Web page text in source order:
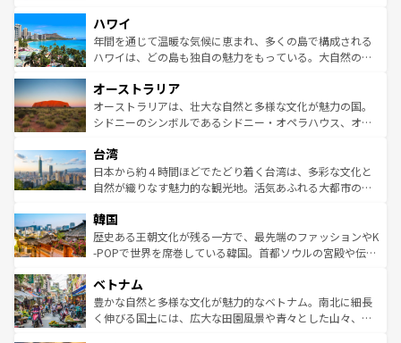
ば市内交通費無料で観光を楽しむこともできる。 なお、新
着のスイス情報はコンテンツ一覧 を参照してほしい。
のような巨大都市は、観光、ショッピング、エンターテイ
ンメントが詰まった刺激的なスポットだ。一方、アメリカ
西部には大自然が広がり、グランドキャニオンやイエロー
部のニューオーリンズでは、音楽と美食が融合した独特の
文化が魅力。旅行者はアメリカの各地域で異なる魅力を楽
しみながら、その多様性と豊かな歴史を感じることができ
ならではの贅沢な旅のスタイルだ。 なお、新着のアメリカ
情報はコンテンツ一覧を参照してほしい。
ハワイ
年間を通じて温暖な気候に恵まれ、多くの島で構成される
ハワイは、どの島も独自の魅力をもっている。大自然の神
ワイ島は見逃せない。また、定番の観光地といえばオアフ
島だが、静かな自然を求めるならマウイ島やカウアイ島が
おすすめ。エメラルドグリーンに輝く海をはじめ、豊かな
れるおもてなしの心で訪れる人々を迎えてくれるハワイの
人々、おいしいローカルフードやハワイアンミュージッ
ク、伝統的なフラダンスなど、すべてがハワイの魅力を彩
ワイを、存分に味わってほしい。 なお、新着のハワイ情報
はコンテンツ一覧を参照してほしい。
オーストラリア
オーストラリアは、壮大な自然と多様な文化が魅力の国。
シドニーのシンボルであるシドニー・オペラハウス、オー
リアリーフや大陸中央部にそびえるウルル（エアーズロッ
ク）、タスマニアの美しい原生林やケアンズの熱帯雨林な
ど、見どころがたくさん。また、カフェやワイン、オージ
いる。アクティビティも充実しており、サーフィンやダイ
ビング、ハイキングなど、アウトドア好きにはたまらな
い。オーストラリアの多彩な魅力を存分に味わいつくそ
参照してほしい。
台湾
日本から約４時間ほどでたどり着く台湾は、多彩な文化と
自然が織りなす魅力的な観光地。活気あふれる大都市の台
ン）、静ひつな山岳地帯である台湾東部など、都市の喧騒
と山間の静けさが共存しており、訪れる人に新しい発見と
驚きをもたらしてくれる。また、奥深い台湾の食文化も魅
容にもいいと評判のスイーツなど、バラエティ豊かな料理
が味わえる。 なお、新着の台湾情報は コンテンツ一覧を参
照してほしい。
韓国
歴史ある王朝文化が残る一方で、最先端のファッションやK
-POPで世界を席巻している韓国。首都ソウルの宮殿や伝統
き、地方に足を延ばせば四季折々の自然美を楽しむことが
できる。そして、キムチや焼肉、絶品のストリートフード
まで、さまざまな韓国料理が待っている。夜には、韓国な
ベトナム
豊かな自然と多様な文化が魅力的なベトナム。南北に細長
く伸びる国土には、広大な田園風景や青々とした山々、世